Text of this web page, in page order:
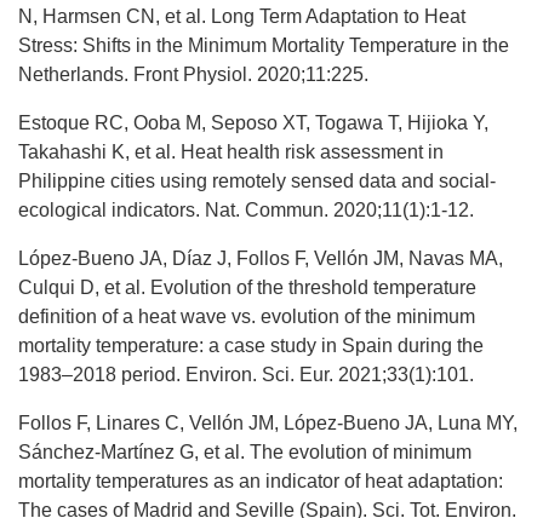
N, Harmsen CN, et al. Long Term Adaptation to Heat
Stress: Shifts in the Minimum Mortality Temperature in the
Netherlands. Front Physiol. 2020;11:225.
Estoque RC, Ooba M, Seposo XT, Togawa T, Hijioka Y,
Takahashi K, et al. Heat health risk assessment in
Philippine cities using remotely sensed data and social-
ecological indicators. Nat. Commun. 2020;11(1):1-12.
López-Bueno JA, Díaz J, Follos F, Vellón JM, Navas MA,
Culqui D, et al. Evolution of the threshold temperature
definition of a heat wave vs. evolution of the minimum
mortality temperature: a case study in Spain during the
1983–2018 period. Environ. Sci. Eur. 2021;33(1):101.
Follos F, Linares C, Vellón JM, López-Bueno JA, Luna MY,
Sánchez-Martínez G, et al. The evolution of minimum
mortality temperatures as an indicator of heat adaptation:
The cases of Madrid and Seville (Spain). Sci. Tot. Environ.